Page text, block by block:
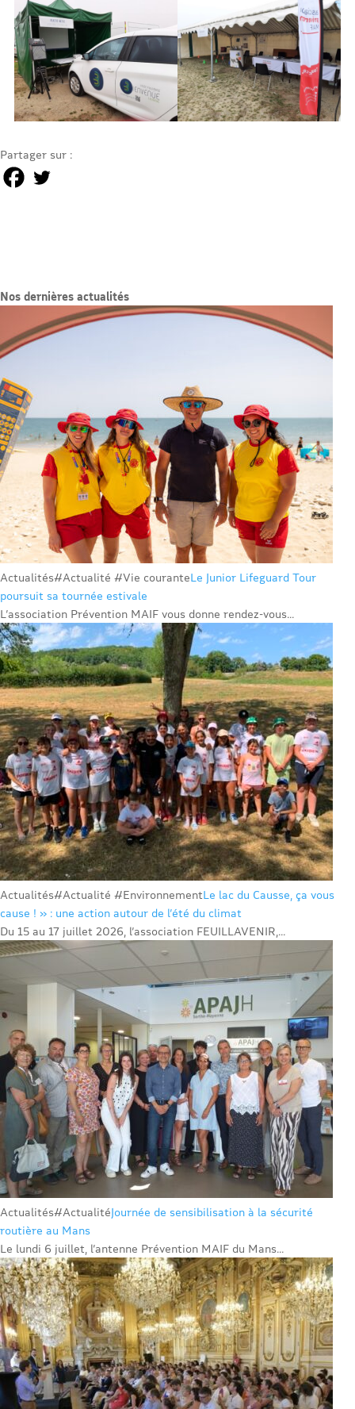
Partager sur :
Nos dernières actualités
Actualités#Actualité #Vie couranteLe Junior Lifeguard Tour
poursuit sa tournée estivale
L’association Prévention MAIF vous donne rendez-vous...
Actualités#Actualité #EnvironnementLe lac du Causse, ça vous
cause ! » : une action autour de l’été du climat
Du 15 au 17 juillet 2026, l’association FEUILLAVENIR,...
Actualités#ActualitéJournée de sensibilisation à la sécurité
routière au Mans
Le lundi 6 juillet, l’antenne Prévention MAIF du Mans...